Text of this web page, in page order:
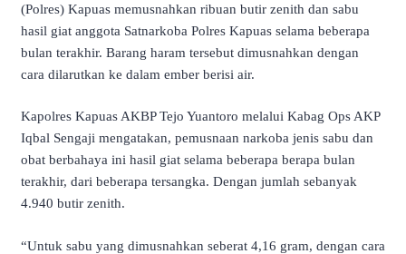
(Polres) Kapuas memusnahkan ribuan butir zenith dan sabu
hasil giat anggota Satnarkoba Polres Kapuas selama beberapa
bulan terakhir. Barang haram tersebut dimusnahkan dengan
cara dilarutkan ke dalam ember berisi air.
Kapolres Kapuas AKBP Tejo Yuantoro melalui Kabag Ops AKP
Iqbal Sengaji mengatakan, pemusnaan narkoba jenis sabu dan
obat berbahaya ini hasil giat selama beberapa berapa bulan
terakhir, dari beberapa tersangka. Dengan jumlah sebanyak
4.940 butir zenith.
“Untuk sabu yang dimusnahkan seberat 4,16 gram, dengan cara